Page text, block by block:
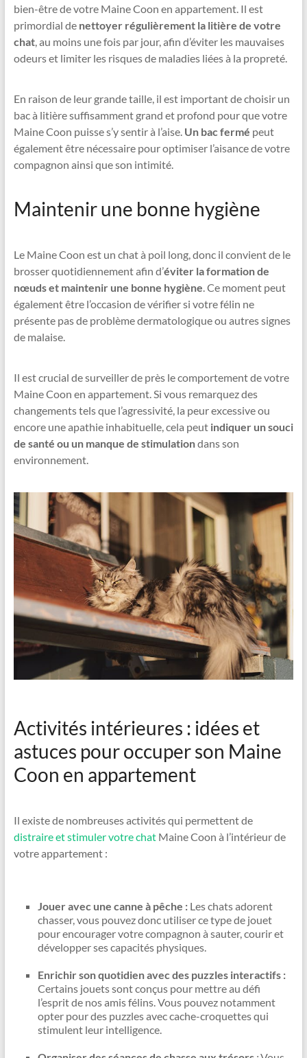
bien-être de votre Maine Coon en appartement. Il est
primordial de nettoyer régulièrement la litière de votre
chat, au moins une fois par jour, afin d’éviter les mauvaises
odeurs et limiter les risques de maladies liées à la propreté.
En raison de leur grande taille, il est important de choisir un
bac à litière suffisamment grand et profond pour que votre
Maine Coon puisse s’y sentir à l’aise. Un bac fermé peut
également être nécessaire pour optimiser l’aisance de votre
compagnon ainsi que son intimité.
Maintenir une bonne hygiène
Le Maine Coon est un chat à poil long, donc il convient de le
brosser quotidiennement afin d’éviter la formation de
nœuds et maintenir une bonne hygiène. Ce moment peut
également être l’occasion de vérifier si votre félin ne
présente pas de problème dermatologique ou autres signes
de malaise.
Il est crucial de surveiller de près le comportement de votre
Maine Coon en appartement. Si vous remarquez des
changements tels que l’agressivité, la peur excessive ou
encore une apathie inhabituelle, cela peut indiquer un souci
de santé ou un manque de stimulationdans son
environnement.
Activités intérieures : idées et
astuces pour occuper son Maine
Coon en appartement
Il existe de nombreuses activités qui permettent de
distraire et stimuler votre chatMaine Coon à l’intérieur de
votre appartement :
Jouer avec une canne à pêche :Les chats adorent
chasser, vous pouvez donc utiliser ce type de jouet
pour encourager votre compagnon à sauter, courir et
développer ses capacités physiques.
Enrichir son quotidien avec des puzzles interactifs :
Certains jouets sont conçus pour mettre au défi
l’esprit de nos amis félins. Vous pouvez notamment
opter pour des puzzles avec cache-croquettes qui
stimulent leur intelligence.